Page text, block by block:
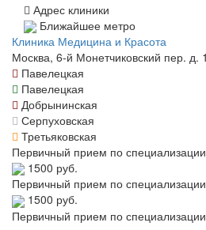
Адрес клиники
Ближайшее метро
Клиника Медицина и Красота
Москва, 6-й Монетчиковский пер. д.
Павелецкая
Павелецкая
Добрынинская
Серпуховская
Третьяковская
Первичный прием по
1500 руб.
Первичный прием по
1500 руб.
Первичный прием по